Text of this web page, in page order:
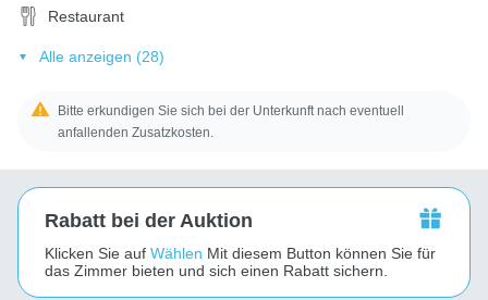
Restaurant
Alle anzeigen (28)
Bitte erkundigen Sie sich bei der Unterkunft nach eventuell
anfallenden Zusatzkosten.
Rabatt bei der Auktion
Klicken Sie auf Wählen Mit diesem Button können Sie für
das Zimmer bieten und sich einen Rabatt sichern.